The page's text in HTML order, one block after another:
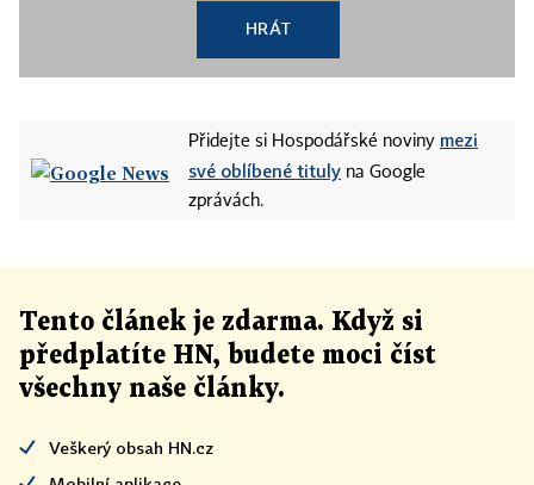
HRÁT
Přidejte si Hospodářské noviny mezi
své oblíbené tituly na Google
zprávách.
Tento článek je zdarma. Když si
předplatíte HN, budete moci číst
všechny naše články.
Veškerý obsah HN.cz